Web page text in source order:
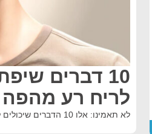
10 דברים
לריח רע מהפה
לא תאמינו: אלו 10 הדברים שיכולים לגרום לריח רע מהפה